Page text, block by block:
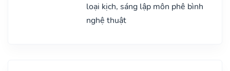
loại kịch, sáng lập môn phê bình
nghệ thuật